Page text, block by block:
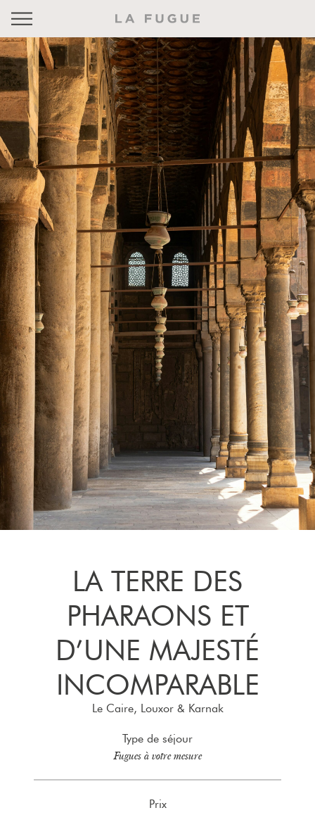
LA TERRE DES
PHARAONS ET
D’UNE MAJESTÉ
INCOMPARABLE
Le Caire, Louxor & Karnak
Type de séjour
Fugues à votre mesure
Prix